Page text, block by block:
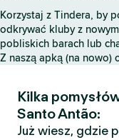
Korzystaj z Tindera, by
odkrywać kluby z
pobliskich barach lub
Z naszą apką (na
Kilka
Santo Antão:
Już wiesz, gdzie